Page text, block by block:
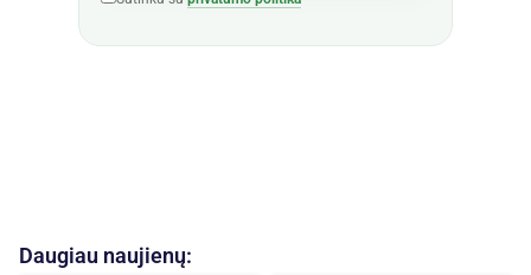
Daugiau naujienų: